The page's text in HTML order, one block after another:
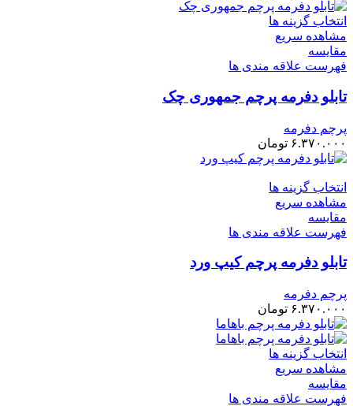
انتخاب گزینه ها
مشاهده سریع
مقایسه
فهرست علاقه مندی ها
تابلو دفرمه پرچم جمهوری چک
پرچم دفرمه
۶.۳۷۰.۰۰۰ تومان
انتخاب گزینه ها
مشاهده سریع
مقایسه
فهرست علاقه مندی ها
تابلو دفرمه پرچم کیپ ورد
پرچم دفرمه
۶.۳۷۰.۰۰۰ تومان
انتخاب گزینه ها
مشاهده سریع
مقایسه
فهرست علاقه مندی ها